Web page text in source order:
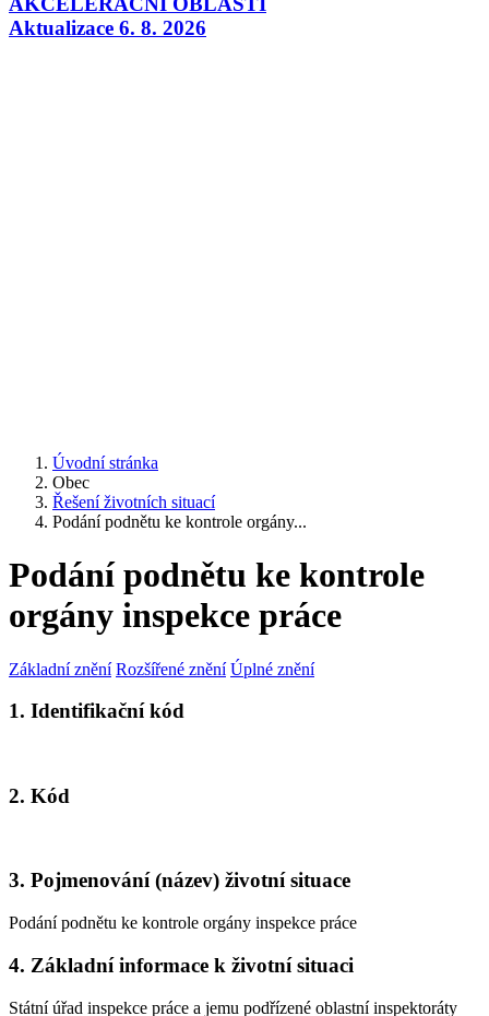
Aktualizace 6. 8. 2026
Úvodní stránka
Obec
Řešení životních situací
Podání podnětu ke kontrole orgány...
Podání podnětu ke kontrole
orgány inspekce práce
Základní znění Rozšířené znění Úplné znění
1. Identifikační kód
2. Kód
3. Pojmenování (název) životní situace
Podání podnětu ke kontrole orgány inspekce práce
4. Základní informace k životní situaci
Státní úřad inspekce práce a jemu podřízené oblastní inspektoráty